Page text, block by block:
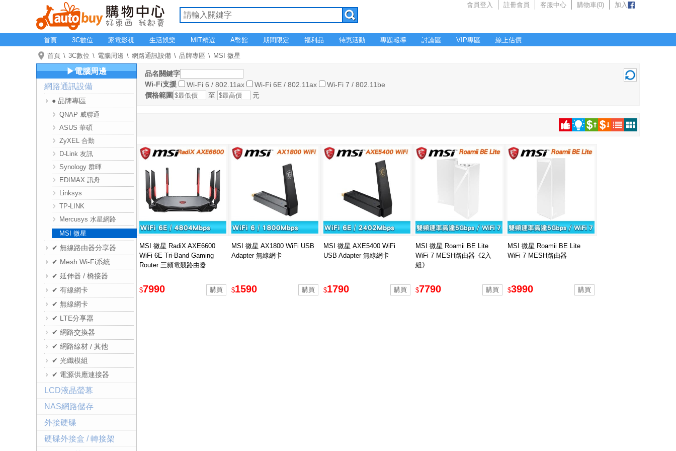
會員登入 註冊會員 客服中心 購物車(0) 加入
首頁 3C數位 家電影視 生活娛樂 MIT精選 A幣館 期間限定 福利品 特惠活動 專題報導 討論區 VIP專區 線上估價
首頁 3C數位 電腦周邊 網路通訊設備 品牌專區 MSI 微星
品名關鍵字
Wi-Fi支援
Wi-Fi 6 / 802.11ax Wi-Fi 6E / 802.11ax
Wi-Fi 7 / 802.11be
價格範圍
至 元
MSI 微星 RadiX AXE6600
WiFi 6E Tri-Band Gaming
Router 三頻電競路由器
$7990
MSI 微星 AX1800 WiFi USB
Adapter 無線網卡
$1590
MSI 微星 AXE5400 WiFi
USB Adapter 無線網卡
$1790
MSI 微星 Roamii BE Lite
WiFi 7 MESH路由器《2入
組》
$7790
MSI 微星 Roamii BE Lite
WiFi 7 MESH路由器
$3990
▶電腦周邊
網路通訊設備
● 品牌專區
QNAP 威聯通
ASUS 華碩
ZyXEL 合勤
D-Link 友訊
Synology 群暉
EDIMAX 訊舟
Linksys
TP-LINK
Mercusys 水星網路
MSI 微星
✔ 無線路由器分享器
✔ Mesh Wi-Fi系統
✔ 延伸器 / 橋接器
✔ 有線網卡
✔ 無線網卡
✔ LTE分享器
✔ 網路交換器
✔ 網路線材 / 其他
✔ 光纖模組
✔ 電源供應連接器
LCD液晶螢幕
NAS網路儲存
外接硬碟
硬碟外接盒 / 轉接架